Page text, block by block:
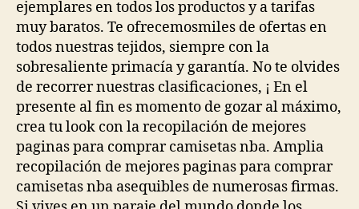
ejemplares en todos los productos y a tarifas
muy baratos. Te ofrecemosmiles de ofertas en
todos nuestras tejidos, siempre con la
sobresaliente primacía y garantía. No te olvides
de recorrer nuestras clasificaciones, ¡ En el
presente al fin es momento de gozar al máximo,
crea tu look con la recopilación de mejores
paginas para comprar camisetas nba. Amplia
recopilación de mejores paginas para comprar
camisetas nba asequibles de numerosas firmas.